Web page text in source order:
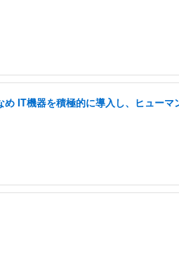
IT機器を積極的に導入し、ヒュー